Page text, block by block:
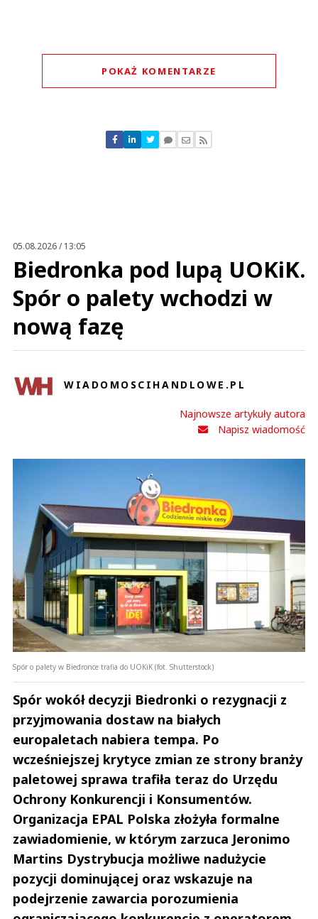
POKAŻ KOMENTARZE
Nie znaleziono komentarzy
Zostaw swoje komentarze
05.08.2026 / 13:05
Biedronka pod lupą UOKiK.
Spór o palety wchodzi w
nową fazę
WIADOMOSCIHANDLOWE.PL
Najnowsze artykuły autora
Napisz wiadomość
Spór o palety w Biedronce trafia do UOKiK (fot. Shutterstock)
Spór wokół decyzji Biedronki o rezygnacji z
przyjmowania dostaw na białych
europaletach nabiera tempa. Po
wcześniejszej krytyce zmian ze strony branży
paletowej sprawa trafiła teraz do Urzędu
Ochrony Konkurencji i Konsumentów.
Organizacja EPAL Polska złożyła formalne
zawiadomienie, w którym zarzuca Jeronimo
Martins Dystrybucja możliwe nadużycie
pozycji dominującej oraz wskazuje na
podejrzenie zawarcia porozumienia